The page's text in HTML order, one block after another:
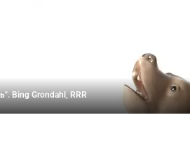
Bing Grondahl, RRR